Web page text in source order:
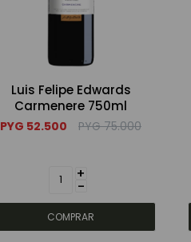
Luis Felipe Edwards
Carmenere 750ml
PYG 52.500 PYG 75.000
+
-